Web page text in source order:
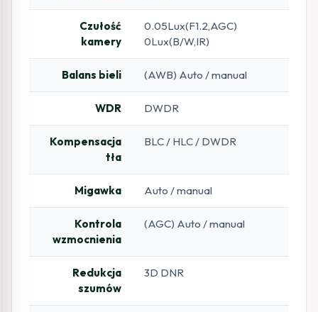
Czułość
kamery
0.05Lux(F1.2,AGC)
0Lux(B/W,IR)
Balans bieli (AWB) Auto / manual
WDR DWDR
Kompensacja
tła
BLC / HLC / DWDR
Migawka Auto / manual
Kontrola
wzmocnienia
(AGC) Auto / manual
Redukcja
szumów
3D DNR